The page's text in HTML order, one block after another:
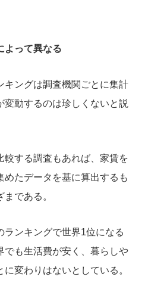
よって異なる
キングは調査機関ごとに集計
変動するのは珍しくないと説
較する調査もあれば、家賃を
たデータを基に算出するも
である。
ランキングで世界1位になる
でも生活費が安く、暮らしや
変わりはないとしている。